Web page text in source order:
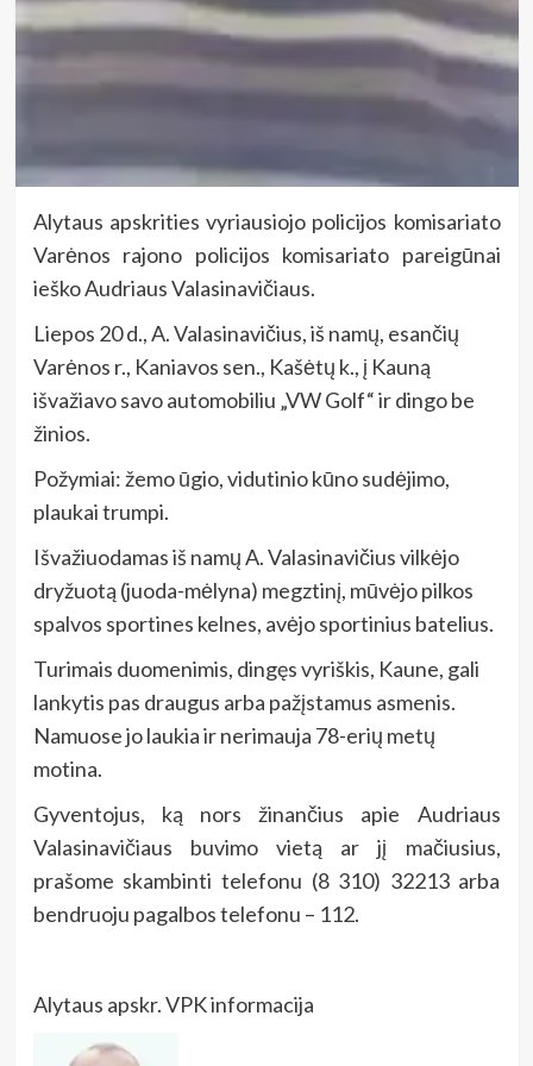
Alytaus apskrities vyriausiojo policijos komisariato
Varėnos rajono policijos komisariato pareigūnai
ieško Audriaus Valasinavičiaus.
Liepos 20 d., A. Valasinavičius, iš namų, esančių
Varėnos r., Kaniavos sen., Kašėtų k., į Kauną
išvažiavo savo automobiliu „VW Golf“ ir dingo be
žinios.
Požymiai: žemo ūgio, vidutinio kūno sudėjimo,
plaukai trumpi.
Išvažiuodamas iš namų A. Valasinavičius vilkėjo
dryžuotą (juoda-mėlyna) megztinį, mūvėjo pilkos
spalvos sportines kelnes, avėjo sportinius batelius.
Turimais duomenimis, dingęs vyriškis, Kaune, gali
lankytis pas draugus arba pažįstamus asmenis.
Namuose jo laukia ir nerimauja 78-erių metų
motina.
Gyventojus, ką nors žinančius apie Audriaus
Valasinavičiaus buvimo vietą ar jį mačiusius,
prašome skambinti telefonu (8 310) 32213 arba
bendruoju pagalbos telefonu – 112.
Alytaus apskr. VPK informacija